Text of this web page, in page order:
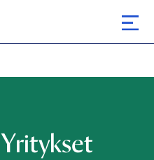
Yritykset